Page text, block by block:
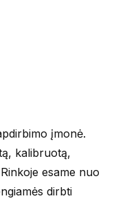
įmonė.
kalibruotą,
esame nuo
dirbti